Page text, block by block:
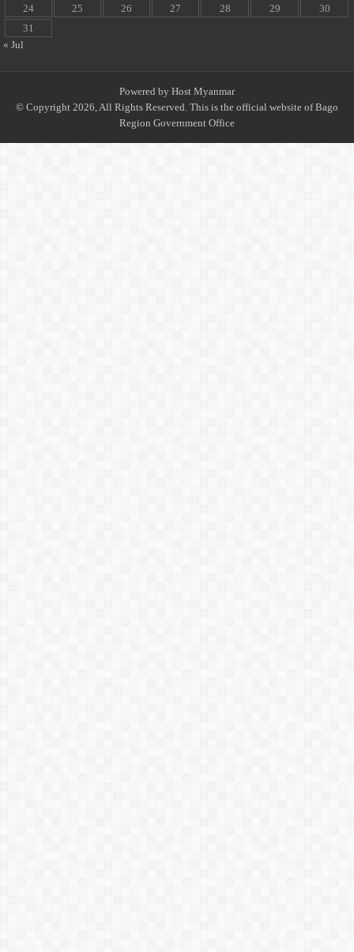
24
25 26 27 28 29
30
31
« Jul
Powered by Host Myanmar
© Copyright 2026, All Rights Reserved. This is the official website of Bago
Region Government Office